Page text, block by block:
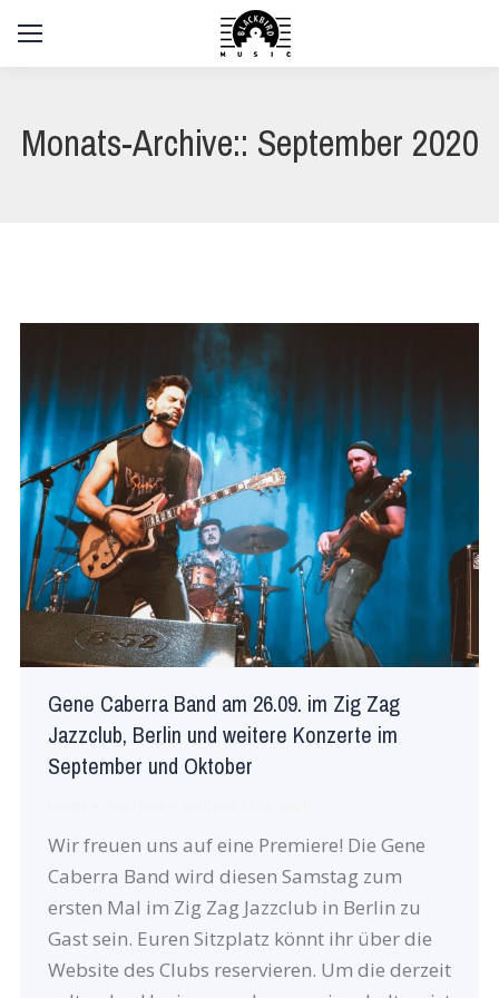
Monats-Archive::September 2020
Gene Caberra Band am 26.09. im Zig Zag
Jazzclub, Berlin und weitere Konzerte im
September und Oktober
Wir freuen uns auf eine Premiere! Die Gene
Caberra Band wird diesen Samstag zum
ersten Mal im Zig Zag Jazzclub in Berlin zu
Gast sein. Euren Sitzplatz könnt ihr über die
Website des Clubs reservieren. Um die derzeit